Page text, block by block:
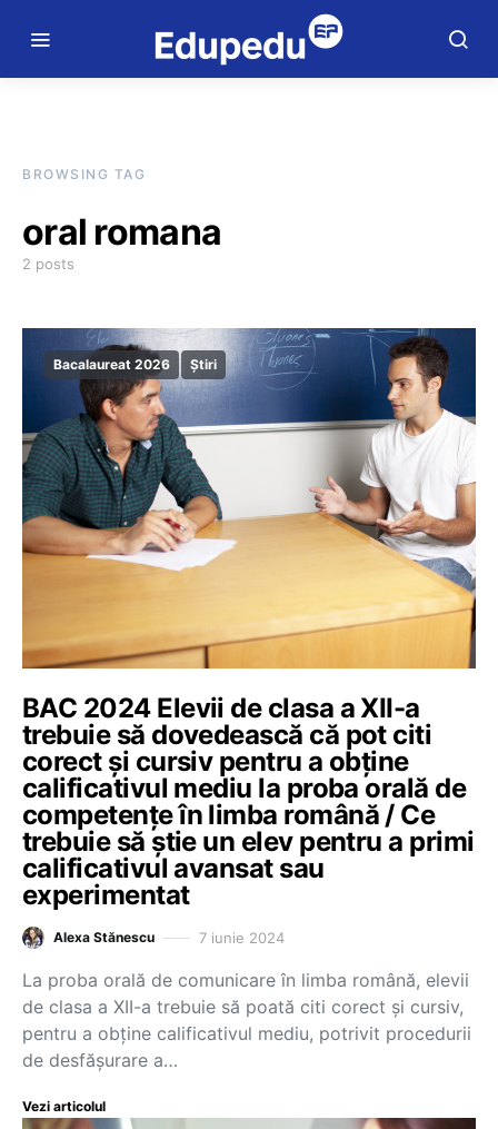
BROWSING TAG
oral romana
2 posts
Bacalaureat 2026 Știri
BAC 2024 Elevii de clasa a XII-a
trebuie să dovedească că pot citi
corect și cursiv pentru a obține
calificativul mediu la proba orală de
competențe în limba română / Ce
trebuie să știe un elev pentru a primi
calificativul avansat sau
experimentat
Alexa Stănescu 7 iunie 2024
La proba orală de comunicare în limba română, elevii
de clasa a XII-a trebuie să poată citi corect și cursiv,
pentru a obține calificativul mediu, potrivit procedurii
de desfășurare a…
Vezi articolul